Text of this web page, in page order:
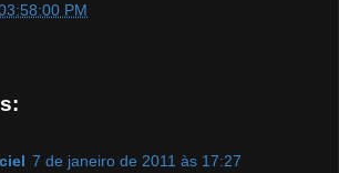
PM
7 de janeiro de 2011 às 17:27